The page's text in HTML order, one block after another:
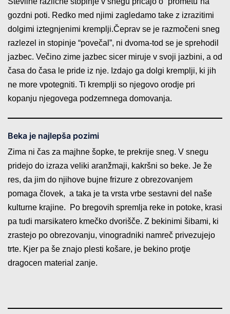
gozdni poti. Redko med njimi zagledamo take z izrazitimi
dolgimi iztegnjenimi kremplji.Čeprav se je razmočeni sneg
razlezel in stopinje “povečal”, ni dvoma-tod se je sprehodil
jazbec. Večino zime jazbec sicer miruje v svoji jazbini, a od
časa do časa le pride iz nje. Izdajo ga dolgi kremplji, ki jih
ne more vpotegniti. Ti kremplji so njegovo orodje pri
kopanju njegovega podzemnega domovanja.
Beka je najlepša pozimi
Zima ni čas za majhne šopke, te prekrije sneg. V snegu
pridejo do izraza veliki aranžmaji, kakršni so beke. Je že
res, da jim do njihove bujne frizure z obrezovanjem
pomaga človek, a taka je ta vrsta vrbe sestavni del naše
kulturne krajine. Po bregovih spremlja reke in potoke, krasi
pa tudi marsikatero kmečko dvorišče. Z bekinimi šibami, ki
zrastejo po obrezovanju, vinogradniki namreč privezujejo
trte. Kjer pa še znajo plesti košare, je bekino protje
dragocen material zanje.